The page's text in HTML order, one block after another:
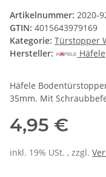
Artikelnummer: 2020-
GTIN: 4015643979169
Kategorie: Türstopper
Hersteller:
Häfele
Häfele
35mm. Mit
4,95 €
inkl. 19% USt. , zzgl.